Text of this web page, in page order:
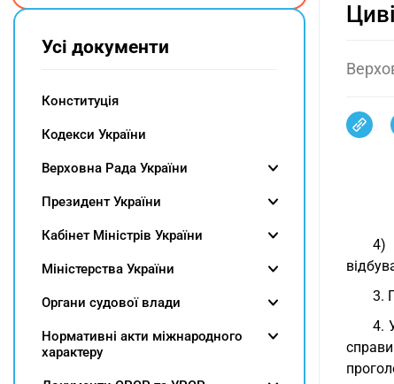
4)
3.
4.
Усі документи
Конституція
Кодекси України
Верховна Рада України
Президент України
Кабінет Міністрів України
Міністерства України
Органи судової влади
Нормативні акти міжнародного
характеру